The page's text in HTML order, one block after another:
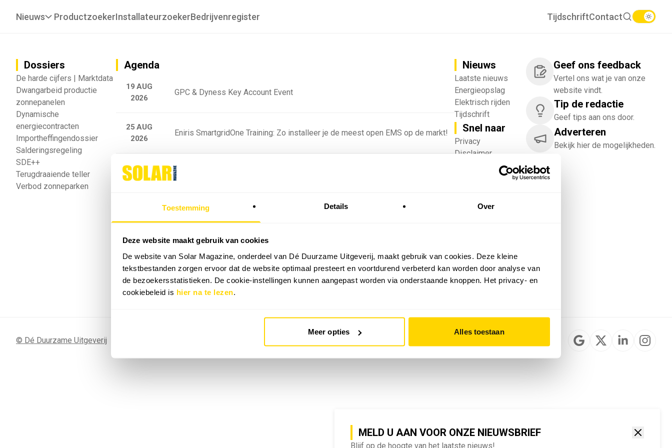
Toestemming Details Over
Deze website maakt gebruik van cookies
De website van Solar Magazine, onderdeel van Dé Duurzame Uitgeverij, maakt gebruik van cookies. Deze kleine
tekstbestanden zorgen ervoor dat de website optimaal presteert en voortdurend verbeterd kan worden door analyse van
de bezoekersstatistieken. De cookie-instellingen kunnen aangepast worden via onderstaande knoppen. Het privacy- en
cookiebeleid is hier na te lezen.
Meer opties Alles toestaan
MELD U AAN VOOR ONZE NIEUWSBRIEF
Blijf op de hoogte van het laatste nieuws!
Nieuws ProductzoekerInstallateurzoekerBedrijvenregister TijdschriftContact
Dossiers
De harde cijfers | Marktdata
Dwangarbeid productie
zonnepanelen
Dynamische
energiecontracten
Importheffingendossier
Salderingsregeling
SDE++
Terugdraaiende teller
Verbod zonneparken
Agenda
19 AUG
2026
GPC & Dyness Key Account Event
25 AUG
2026
Eniris SmartgridOne Training: Zo installeer je de meest open EMS op de markt!
25 AUG
2026
Sigenergy Training - Residentieel
2026
Webinar: Toekomstige batterijprofielen: hoe netbeheerders proberen
batterijgedrag in 2035 te voorspellen
2026
Sunergy Academy | SlimmeRik on Tour
Nieuws
Laatste nieuws
Energieopslag
Elektrisch rijden
Tijdschrift
Snel naar
Privacy
Disclaimer
Vacatures
English
Geef ons feedback
Vertel ons wat je van onze
website vindt.
Tip de redactie
Geef tips aan ons door.
Adverteren
Bekijk hier de mogelijkheden.
© Dé Duurzame Uitgeverij